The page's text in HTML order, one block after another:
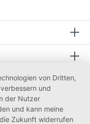
von Dritten,
und
der Nutzer
und kann meine
Zukunft widerrufen